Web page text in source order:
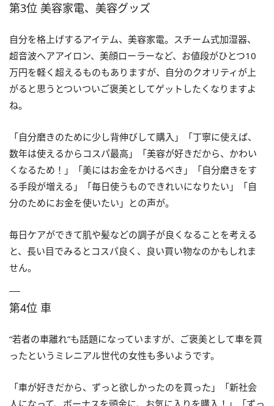
第3位 美容家電、美容グッズ
自分を格上げするアイテム、美容家電。スチーム式加湿器、
超音波ヘアアイロン、美顔ローラーなど、お値段がひとつ10
万円を軽く超えるものもありますが、自分のクオリティが上
がると思うとついついご褒美としてゲットしたくなりますよ
ね。
「自分磨きのために少し背伸びして購入」「丁寧に使えば、
数年は使えるからコスパ最高」「美容が好きだから、かわい
くなるため！」「美にはお金をかけるべき」「自分磨きをす
る手段が増える」「毎日使うものできれいになりたい」「自
分のためにお金を使いたい」との声が。
毎日ケアができて肌や髪などの調子が良くなることを考える
と、長い目でみるとコスパ良く、良い買い物なのかもしれま
せん。
第4位 車
“若者の車離れ”も話題になっていますが、ご褒美として車を買
ったというミレニアル世代の女性も多いようです。
「車が好きだから、ずっと欲しかったのを買った」「新社会